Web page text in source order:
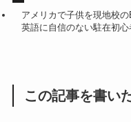
アメリカで子供を現地校の
英語に自信のない駐在初心
この記事を書い